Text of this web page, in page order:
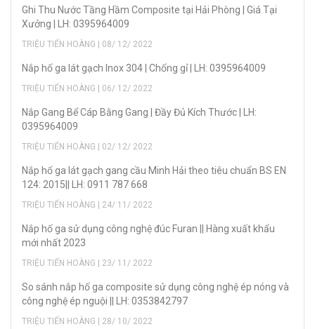
Ghi Thu Nước Tầng Hầm Composite tại Hải Phòng | Giá Tại
Xưởng | LH: 0395964009
TRIỆU TIẾN HOÀNG | 08/ 12/ 2022
Nắp hố ga lát gạch Inox 304 | Chống gỉ | LH: 0395964009
TRIỆU TIẾN HOÀNG | 06/ 12/ 2022
Nắp Gang Bể Cáp Bằng Gang | Đầy Đủ Kích Thước | LH:
0395964009
TRIỆU TIẾN HOÀNG | 02/ 12/ 2022
Nắp hố ga lát gạch gang cầu Minh Hải theo tiêu chuẩn BS EN
124: 2015|| LH: 0911 787 668
TRIỆU TIẾN HOÀNG | 24/ 11/ 2022
Nắp hố ga sử dụng công nghệ đúc Furan || Hàng xuất khẩu
mới nhất 2023
TRIỆU TIẾN HOÀNG | 23/ 11/ 2022
So sánh nắp hố ga composite sử dụng công nghệ ép nóng và
công nghệ ép nguội || LH: 0353842797
TRIỆU TIẾN HOÀNG | 28/ 10/ 2022